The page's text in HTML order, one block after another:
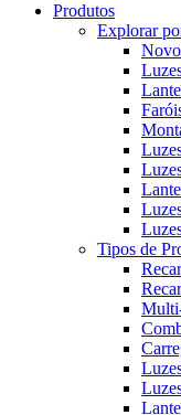
Produtos
Explorar
Tipos de